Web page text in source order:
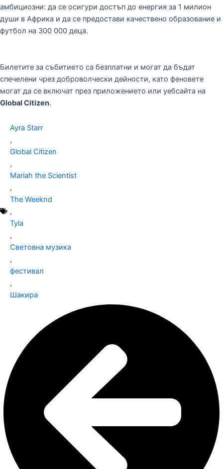
амбициозни: да се осигури достъп до енергия за 1 милион
души в Африка и да се предостави качествено образование и
футбол на 300 000 деца.
Билетите за събитието са безплатни и могат да бъдат
спечелени чрез доброволчески дейности, като феновете
могат да се включат през приложението или уебсайта на
Global Citizen.
Ayra Starr
,
Global Citizen
,
Mariah the Scientist
,
The Weeknd
,
Tyla
,
Световна музика
,
фестивал
,
Шакира